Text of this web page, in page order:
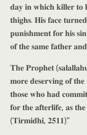
𝐝𝐚𝐲 𝐢𝐧 𝐰𝐡𝐢𝐜𝐡 𝐤𝐢𝐥𝐥𝐞𝐫 𝐭𝐨
𝐭𝐡𝐢𝐠𝐡𝐬. 𝐇𝐢𝐬 𝐟𝐚𝐜𝐞
𝐩𝐮𝐧𝐢𝐬𝐡𝐦𝐞𝐧𝐭 𝐟𝐨𝐫 𝐡𝐢𝐬
𝐨𝐟 𝐭𝐡𝐞 𝐬𝐚𝐦𝐞 𝐟𝐚𝐭𝐡𝐞𝐫
𝐓𝐡𝐞 𝐏𝐫𝐨𝐩𝐡𝐞𝐭
𝐦𝐨𝐫𝐞 𝐝𝐞𝐬𝐞𝐫𝐯𝐢𝐧𝐠 𝐨𝐟
𝐭𝐡𝐨𝐬𝐞 𝐰𝐡𝐨 𝐡𝐚𝐝
𝐟𝐨𝐫 𝐭𝐡𝐞 𝐚𝐟𝐭𝐞𝐫𝐥𝐢𝐟𝐞, 𝐚𝐬
(𝐓𝐢𝐫𝐦𝐢𝐝𝐡𝐢, 𝟐𝟓𝟏𝟏)”